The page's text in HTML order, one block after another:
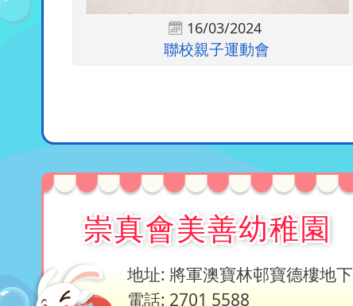
16/03/2024
聯校親子運動會
崇真會美善幼稚園
地址: 將軍澳寶林邨寶德樓地下
電話: 2701 5588